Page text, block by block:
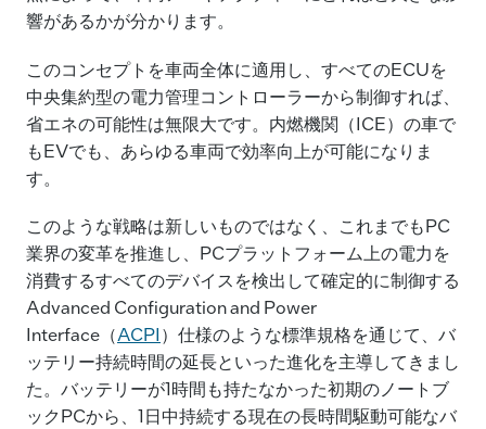
響があるかが分かります。
このコンセプトを車両全体に適用し、すべてのECUを
中央集約型の電力管理コントローラーから制御すれば、
省エネの可能性は無限大です。内燃機関（ICE）の車で
もEVでも、あらゆる車両で効率向上が可能になりま
す。
このような戦略は新しいものではなく、これまでもPC
業界の変革を推進し、PCプラットフォーム上の電力を
消費するすべてのデバイスを検出して確定的に制御する
Advanced Configuration and Power
Interface（ACPI）仕様のような標準規格を通じて、バ
ッテリー持続時間の延長といった進化を主導してきまし
た。バッテリーが1時間も持たなかった初期のノートブ
ックPCから、1日中持続する現在の長時間駆動可能なバ